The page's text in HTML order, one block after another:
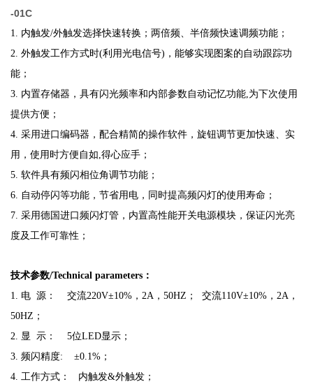
-01C
1. 内触发/外触发选择快速转换；两倍频、半倍频快速调频功能；
2. 外触发工作方式时(利用光电信号)，能够实现图案的自动跟踪功
能；
3. 内置存储器，具有闪光频率和内部参数自动记忆功能,为下次使用
提供方便；
4. 采用进口编码器，配合精简的操作软件，旋钮调节更加快速、实
用，使用时方便自如,得心应手；
5. 软件具有频闪相位角调节功能；
6. 自动停闪等功能，节省用电，同时提高频闪灯的使用寿命；
7. 采用德国进口频闪灯管，内置高性能开关电源模块，保证闪光亮
度及工作可靠性；
技术参数/Technical parameters：
1. 电 源： 交流220V±10%，2A，50HZ； 交流110V±10%，2A，
50HZ；
2. 显 示： 5位LED显示；
3. 频闪精度: ±0.1%；
4. 工作方式： 内触发&外触发；